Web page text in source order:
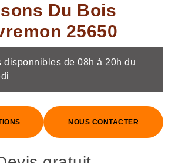
Du Bois
25650
disponnibles de 08h à 20h du
NOUS CONTACTER